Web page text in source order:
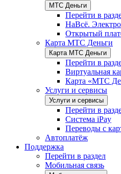
МТС Деньги
Перейти в
НаВсё.
Открытый
Карта МТС Деньги
Карта МТС Деньги
Перейти в
Виртуальная
Карта «МТС
Услуги и сервисы
Услуги и сервисы
Перейти в
Система iPay
Переводы с
Автоплатёж
Поддержка
Перейти в раздел
Мобильная связь